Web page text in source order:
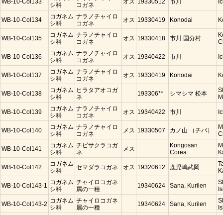
WB-10-Col133
シ科
コガネ
オス 19330512 市川
WB-10-Col134
コガネム
シ科
ナラノチャイロ
コガネ
オス 19330419 Konodai
WB-10-Col135
コガネム
シ科
ナラノチャイロ
コガネ
オス 19330418 市川 国分村
WB-10-Col136
コガネム
シ科
ナラノチャイロ
コガネ
オス 19340422 市川
WB-10-Col137
コガネム
シ科
ナラノチャイロ
コガネ
オス 19330419 Konodai
WB-10-Col138
コガネム
シ科
ヒラタアオコガ
ネ
193306** シマシマ 松本
WB-10-Col139
コガネム
シ科
ナラノチャイロ
コガネ
オス 19340422 市川
WB-10-Col140
コガネム
シ科
ナラノチャイロ
コガネ
メス 19330507 カノ山 （チバ）
WB-10-Col141
コガネム
シ科
チビサクラコガ
ネ
メス
Kongosan
Corea
WB-10-Col142
コガネム
シ科
セマダラコガネ オス 19320612 鹿児嶋武岡
WB-10-Col143-1 コガネム
シ科
チャイロコガネ
属の一種
19340624 Sana, Kurilen
WB-10-Col143-2 コガネム
シ科
チャイロコガネ
属の一種
19340624 Sana, Kurilen